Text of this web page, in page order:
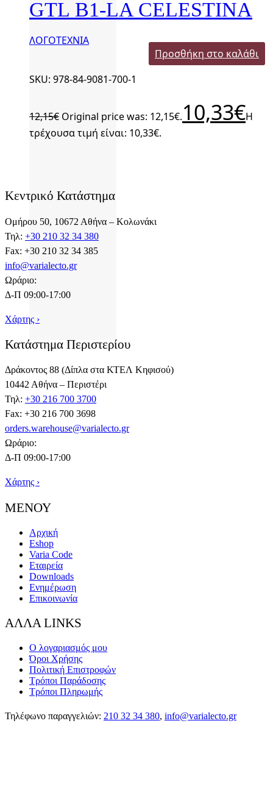
GTL B1-LA CELESTINA
ΛΟΓΟΤΕΧΝΙΑ
Προσθήκη στο καλάθι
SKU: 978-84-9081-700-1
12,15€ Original price was: 12,15€.10,33€Η
τρέχουσα τιμή είναι: 10,33€.
Κεντρικό Κατάστημα
Ομήρου 50, 10672 Αθήνα – Κολωνάκι
Τηλ: +30 210 32 34 380
Fax: +30 210 32 34 385
info@varialecto.gr
Ωράριο:
Δ-Π 09:00-17:00
Χάρτης ›
Κατάστημα Περιστερίου
Δράκοντος 88 (Δίπλα στα ΚΤΕΛ Κηφισού)
10442 Αθήνα – Περιστέρι
Τηλ: +30 216 700 3700
Fax: +30 216 700 3698
orders.warehouse@varialecto.gr
Ωράριο:
Δ-Π 09:00-17:00
Χάρτης ›
ΜΕΝΟΥ
Αρχική
Eshop
Varia Code
Εταιρεία
Downloads
Ενημέρωση
Επικοινωνία
ΑΛΛΑ LINKS
Ο λογαριασμός μου
Όροι Χρήσης
Πολιτική Επιστροφών
Τρόποι Παράδοσης
Τρόποι Πληρωμής
Τηλέφωνο παραγγελιών: 210 32 34 380, info@varialecto.gr